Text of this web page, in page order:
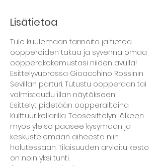
Lisätietoa
Tule kuulemaan tarinoita ja tietoa
oopperoiden takaa ja syvennä omaa
oopperakokemustasi niiden avulla!
Esittelyvuorossa Gioacchino Rossinin
Sevillan parturi. Tutustu oopperaan tai
valmistaudu illan näytökseen!
Esittelyt pidetään oopperailtoina
Kulttuurikellarilla. Teosesittelyn jälkeen
myös yleisö pääsee kysymään ja
keskustelemaan aiheesta niin
halutessaan. Tilaisuuden arvioitu kesto
on noin yksi tunti.